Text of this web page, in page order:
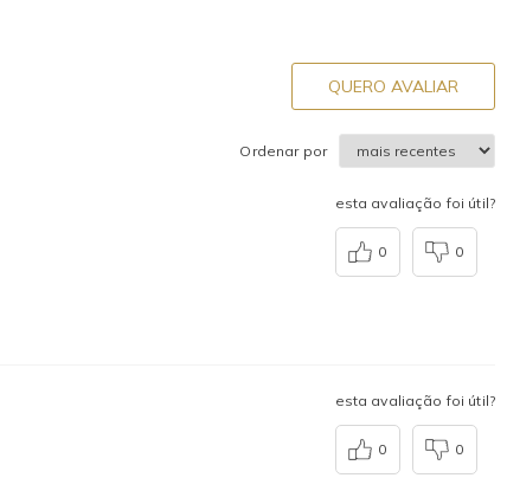
QUERO AVALIAR
Ordenar por
esta avaliação foi útil?
0 0
esta avaliação foi útil?
0 0